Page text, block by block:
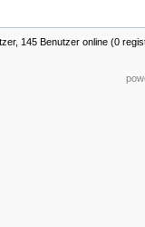
145 Benutzer online (0